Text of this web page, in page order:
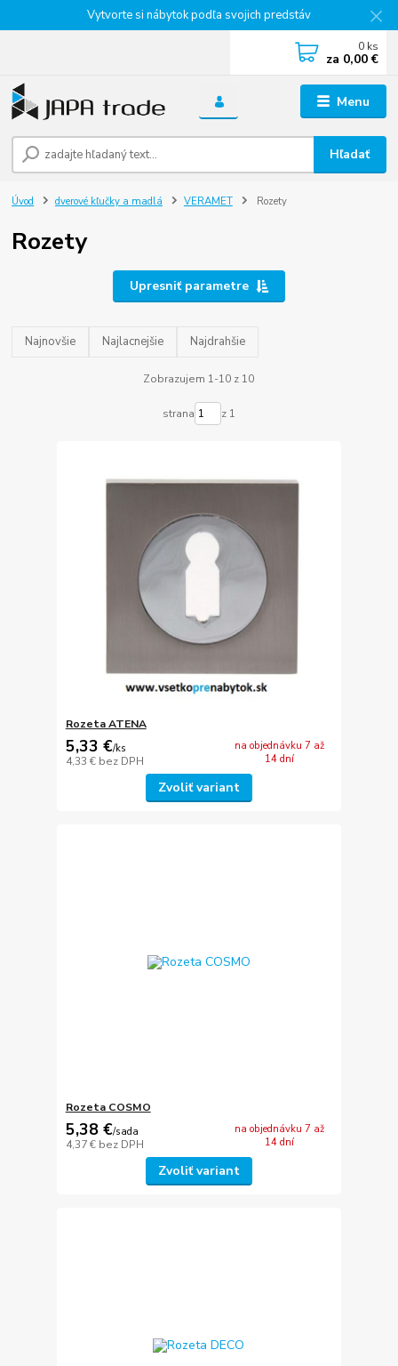
Vytvorte si nábytok podľa svojich predstáv
Menu
Hľadať
0 ks
za 0,00 €
Úvod dverové kľučky a madlá VERAMET Rozety
Rozety
Upresniť parametre
Najnovšie Najlacnejšie Najdrahšie
Zobrazujem 1-10 z 10
strana z 1
Rozeta ATENA
5,33 €/ks
4,33 € bez DPH
na objednávku 7 až
14 dní
Zvoliť variant
Rozeta COSMO
5,38 €/sada
4,37 € bez DPH
na objednávku 7 až
14 dní
Zvoliť variant